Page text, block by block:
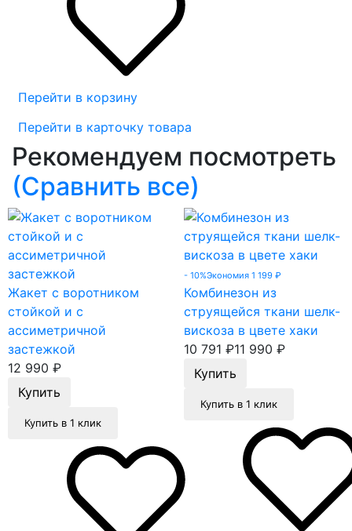
Перейти в корзину
Перейти в карточку товара
Рекомендуем посмотреть
(Сравнить все)
Жакет с воротником
стойкой и с
ассиметричной
застежкой
12 990 ₽
Купить в 1 клик
- 10%Экономия 1 199 ₽
Комбинезон из
струящейся ткани шелк-
вискоза в цвете хаки
10 791 ₽11 990 ₽
Купить в 1 клик